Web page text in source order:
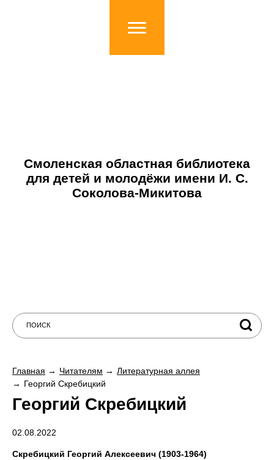
Смоленская областная библиотека
для детей и молодёжи имени И. С.
Соколова-Микитова
Главная Читателям
Литературная аллея
Георгий Скребицкий
Георгий Скребицкий
02.08.2022
Скребицкий Георгий Алексеевич (1903-1964)